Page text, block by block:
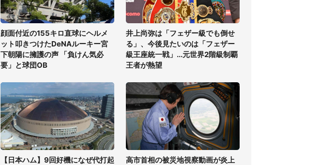
顔面付近の155キロ直球にヘルメ
ット叩きつけたDeNAルーキー宮
下朝陽に擁護の声 「負けん気必
要」と球団OB
井上尚弥は「フェザー級でも倒せ
る」、今後見たいのは「フェザー
級王座統一戦」...元世界2階級制覇
王者が熱望
【日本ハム】9回好機になぜ代打起
高市首相の被災地視察動画が炎上